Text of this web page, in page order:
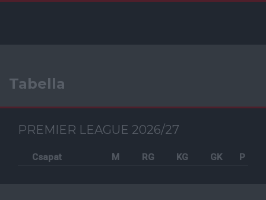
Tabella
PREMIER LEAGUE 2026/27
Csapat M RG KG GK P